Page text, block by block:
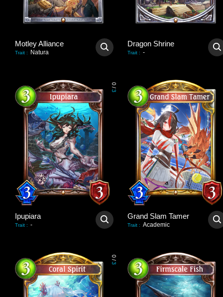
Motley Alliance
Trait : Natura
Dragon Shrine
Trait : -
0
/
3
Ipupiara
Trait : -
Grand Slam Tamer
Trait : Academic
0
/
3